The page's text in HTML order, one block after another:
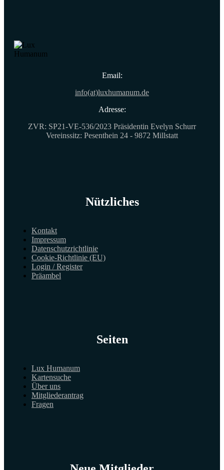
Email:
info(at)luxhumanum.de
Adresse:
ZVR: SP21-VE-536/2023 Präsidentin Evelyn Schurr
Vereinssitz: Pesenthein 24 - 9872 Millstatt
Nützliches
Kontakt
Impressum
Datenschutzrichtlinie
Cookie-Richtlinie (EU)
Login / Register
Präambel
Seiten
Lux Humanum
Kartensuche
Über uns
Mitgliederantrag
Fragen